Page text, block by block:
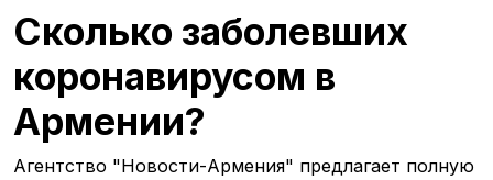
Сколько заболевших
коронавирусом в
Армении?
Агентство "Новости-Армения" предлагает полную